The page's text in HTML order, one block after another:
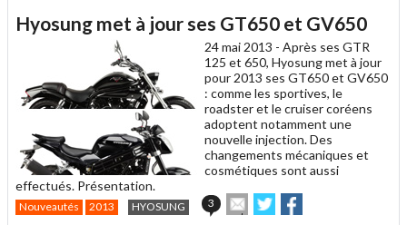
à
un
ami
Hyosung met à jour ses GT650 et GV650
24 mai 2013 - Après ses GTR
125 et 650, Hyosung met à jour
pour 2013 ses GT650 et GV650
: comme les sportives, le
roadster et le cruiser coréens
adoptent notamment une
nouvelle injection. Des
changements mécaniques et
cosmétiques sont aussi
effectués. Présentation.
Nouveautés 2013 HYOSUNG 3
Envoyer
cet
Partager
sur sur